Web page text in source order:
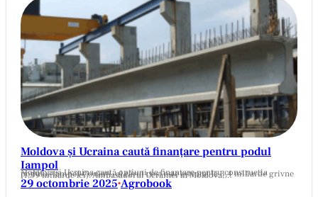
Moldova și Ucraina caută finanțare pentru podul
Iampol
Moldova și Ucraina caută opțiuni de finanțare pentru construcția podului Iampol-Cosăuți, al cărui cost este estimat la 3,4 miliarde grivne (1,39 miliarde lei). Ambasadorul Ucrainei în Moldova,…
29 octombrie 2025•Agrobook